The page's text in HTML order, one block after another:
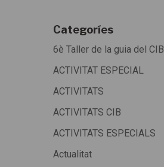
Categoríes
6è Taller de la guia del CIB
ACTIVITAT ESPECIAL
ACTIVITATS
ACTIVITATS CIB
ACTIVITATS ESPECIALS
Actualitat